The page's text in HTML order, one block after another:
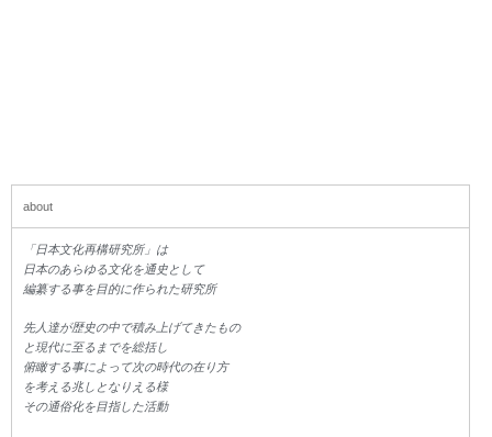
about
「日本文化再構研究所」は
日本のあらゆる文化を通史として
編纂する事を目的に作られた研究所
先人達が歴史の中で積み上げてきた もの
と現代に至るまでを総括し
俯瞰する事によって次の時代の在り方
を考える兆しとなりえる様
その通俗化を目指した活動